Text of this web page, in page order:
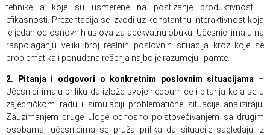
tehnike a koje su usmerene na postizanje produktivnosti i
efikasnosti. Prezentacija se izvodi uz konstantnu interaktivnost koja
je jedan od osnovnih uslova za adekvatnu obuku. Učesnici imaju na
raspolaganju veliki broj realnih poslovnih situacija kroz koje se
problematika i ponuđena rešenja najbolje razumeju i pamte.
2. Pitanja i odgovori o konkretnim poslovnim situacijama –
Učesnici imaju priliku da izlože svoje nedoumice i pitanja koja se u
zajedničkom radu i simulaciji problematične situacije analiziraju.
Zauzimanjem druge uloge odnosno poistovećivanjem sa drugim
osobama, učesnicima se pruža prilika da situacije sagledaju iz